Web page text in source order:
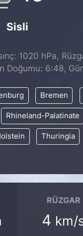
Sisli
1020 hPa,
6:48, Gün
Bremen
Rhineland-Palatinate
Thuringia
RÜZGAR
4 km/